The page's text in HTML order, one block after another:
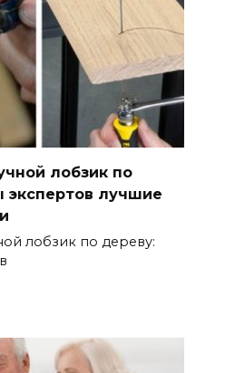
лобзик по
экспертов лучшие
лобзик по дереву: